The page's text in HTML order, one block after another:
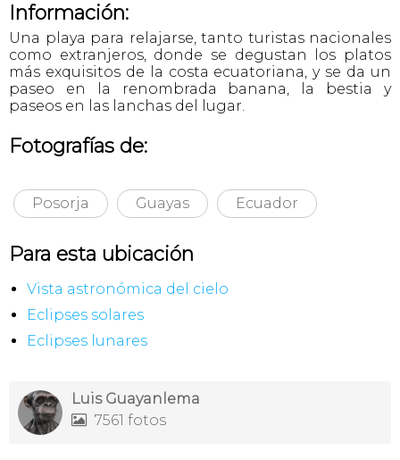
Información:
Una playa para relajarse, tanto turistas nacionales
como extranjeros, donde se degustan los platos
más exquisitos de la costa ecuatoriana, y se da un
paseo en la renombrada banana, la bestia y
paseos en las lanchas del lugar.
Fotografías de:
Posorja Guayas Ecuador
Para esta ubicación
Vista astronómica del cielo
Eclipses solares
Eclipses lunares
Luis Guayanlema
 7561 fotos